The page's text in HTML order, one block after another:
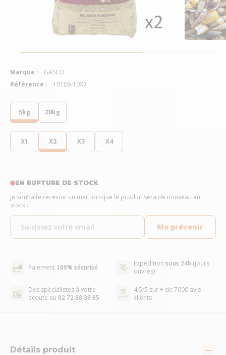
5kg 20kg
X1 X2 X3 X4
EN RUPTURE DE STOCK
Je souhaite recevoir un mail lorsque le produit sera de nouveau en
stock :
Me prévenir
Paiement 100% sécurisé Expédition sous 24h (jours
ouvrés)
Des spécialistes à votre
écoute au 02 72 88 39 85
4,5/5 sur + de 7000 avis
clients
Détails produit
Marque :
GASCO
Référence :
10106-10X2